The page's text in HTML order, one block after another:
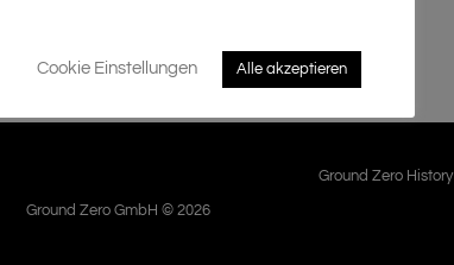
Ground Zero History
Ground Zero GmbH © 2026
Cookie Einstellungen Alle akzeptieren